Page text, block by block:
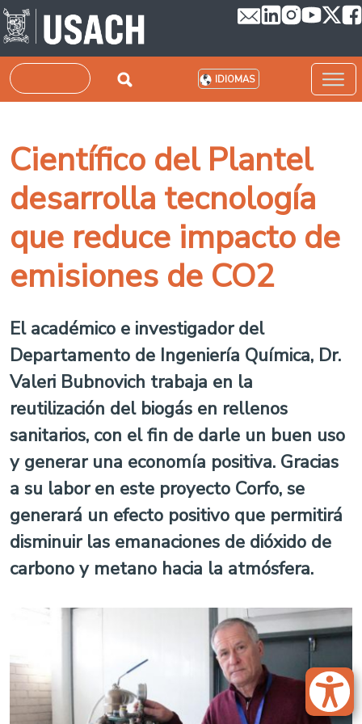
Pasar al contenido principal
Buscar IDIOMAS
Científico del Plantel
desarrolla tecnología
que reduce impacto de
emisiones de CO2
El académico e investigador del
Departamento de Ingeniería Química, Dr.
Valeri Bubnovich trabaja en la
reutilización del biogás en rellenos
sanitarios, con el fin de darle un buen uso
y generar una economía positiva. Gracias
a su labor en este proyecto Corfo, se
generará un efecto positivo que permitirá
disminuir las emanaciones de dióxido de
carbono y metano hacia la atmósfera.